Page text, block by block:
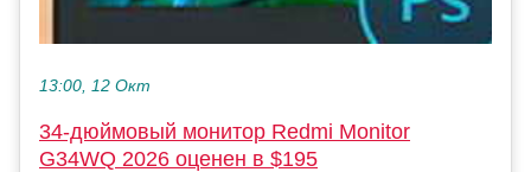
13:00, 12 Окт
34-дюймовый монитор Redmi Monitor
G34WQ 2026 оценен в $195